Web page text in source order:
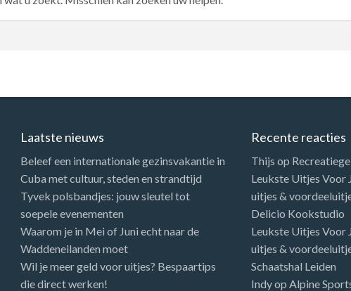
Laatste nieuws
Beleef een internationale gezinsvakantie in
Cuba met cultuur, steden en strandtijd
Tyvek polsbandjes: jouw sleutel tot
soepele evenementen
Waarom je in Mei of Juni echt naar de
Waddeneilanden moet
Wil je meer geld voor uitjes? Bespaartips
die direct werken!
Recente reacties
Thijs op
Leukste Uitjes Voor
uitjes &
Delicio Kookstudio
Leukste Uitjes Voor
uitjes &
Schaatshal Leiden
Indyop Alpine